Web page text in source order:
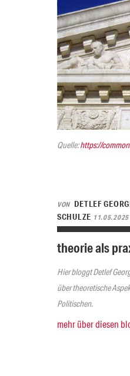
Quelle:https://
VON DETLEF
SCHULZE 11.05.2025
theorie als
Hier bloggt Detlef
über theoretische
Politischen.
mehr über diesen